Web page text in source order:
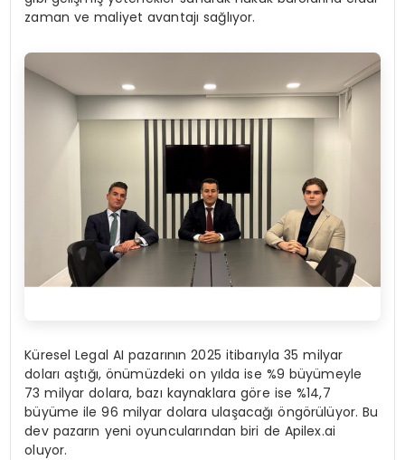
zaman ve maliyet avantajı sağlıyor.
Küresel Legal AI pazarının 2025 itibarıyla 35 milyar
doları aştığı, önümüzdeki on yılda ise %9 büyümeyle
73 milyar dolara, bazı kaynaklara göre ise %14,7
büyüme ile 96 milyar dolara ulaşacağı öngörülüyor. Bu
dev pazarın yeni oyuncularından biri de Apilex.ai
oluyor.